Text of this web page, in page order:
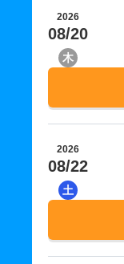
2026
08/20
木
2026
08/22
土